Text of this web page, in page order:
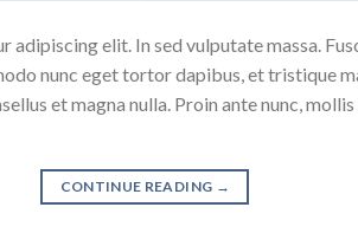
elit. In sed vulputate massa.
nunc eget tortor dapibus, et tristique
et magna nulla. Proin ante nunc,
CONTINUE READING →